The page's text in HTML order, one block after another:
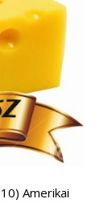
Amerikai